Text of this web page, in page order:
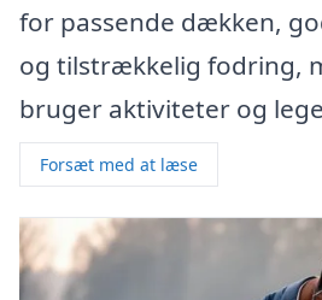
for passende dækken,
og tilstrækkelig fodring,
bruger aktiviteter og
Forsæt med at læse